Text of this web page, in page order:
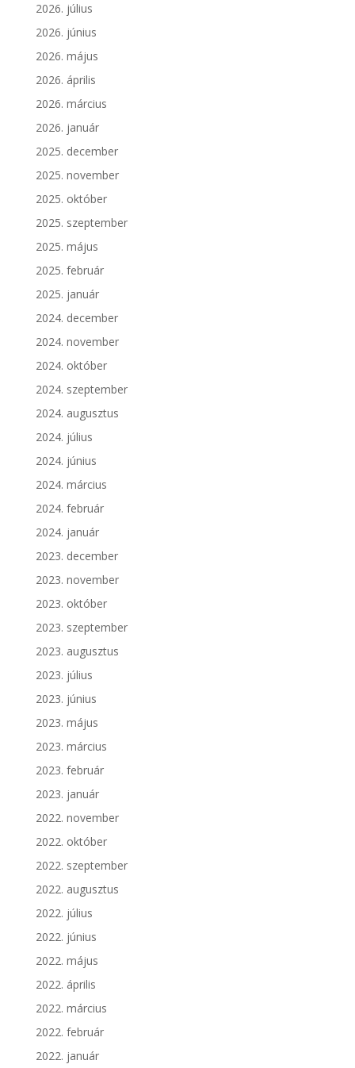
2026. július
2026. június
2026. május
2026. április
2026. március
2026. január
2025. december
2025. november
2025. október
2025. szeptember
2025. május
2025. február
2025. január
2024. december
2024. november
2024. október
2024. szeptember
2024. augusztus
2024. július
2024. június
2024. március
2024. február
2024. január
2023. december
2023. november
2023. október
2023. szeptember
2023. augusztus
2023. július
2023. június
2023. május
2023. március
2023. február
2023. január
2022. november
2022. október
2022. szeptember
2022. augusztus
2022. július
2022. június
2022. május
2022. április
2022. március
2022. február
2022. január